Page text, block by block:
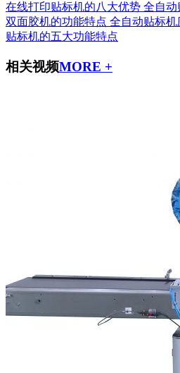
在线打印贴标机的八大优势 全自动
双面胶机的功能特点 全自动贴标
贴标机的五大功能特点
相关视频MORE +